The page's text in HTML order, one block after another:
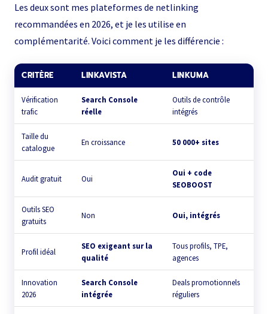
Les deux sont mes plateformes de netlinking
recommandées en 2026, et je les utilise en
complémentarité. Voici comment je les différencie :
CRITÈRE LINKAVISTA LINKUMA
Vérification
trafic
Search Console
réelle
Outils de contrôle
intégrés
Taille du
catalogue
En croissance 50 000+ sites
Audit gratuit Oui
Oui + code
SEOBOOST
Outils SEO
gratuits
Non Oui, intégrés
Profil idéal
SEO exigeant sur la
qualité
Tous profils, TPE,
agences
Innovation
2026
Search Console
intégrée
Deals promotionnels
réguliers